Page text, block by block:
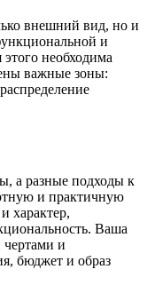
внешний вид, но и
и
необходима
важные зоны:
а разные подходы к
и практичную
характер,
Ваша
и
бюджет и образ